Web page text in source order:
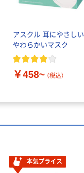
アスクル 耳にやさしい
やわらかいマスク
￥458~ （税込）
本気プライス